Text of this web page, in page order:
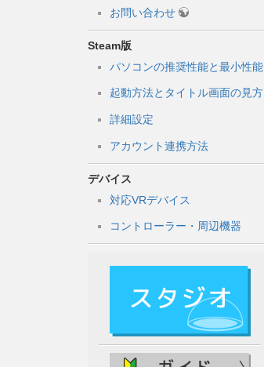
お問い合わせ
Steam版
パソコンの推奨性能と最小性能
起動方法とタイトル画面の見方
詳細設定
アカウント連携方法
デバイス
対応VRデバイス
コントローラー・周辺機器